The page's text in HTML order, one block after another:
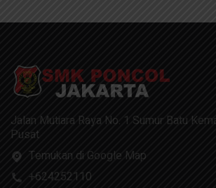
Jalan Mutiara Raya No. 1 Sumur Batu
Pusat
Temukan di Google Map
+624252110